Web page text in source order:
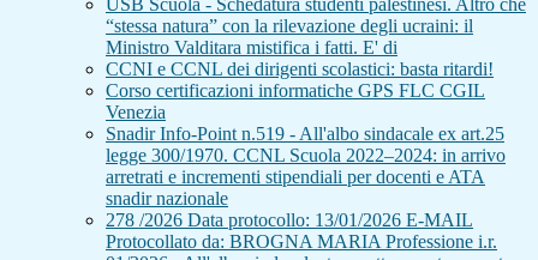
USB Scuola - Schedatura studenti palestinesi. Altro che
“stessa natura” con la rilevazione degli ucraini: il
Ministro Valditara mistifica i fatti. E' di
CCNI e CCNL dei dirigenti scolastici: basta ritardi!
Corso certificazioni informatiche GPS FLC CGIL
Venezia
Snadir Info-Point n.519 - All'albo sindacale ex art.25
legge 300/1970. CCNL Scuola 2022–2024: in arrivo
arretrati e incrementi stipendiali per docenti e ATA
snadir nazionale
278 /2026 Data protocollo: 13/01/2026 E-MAIL
Protocollato da: BROGNA MARIA Professione i.r.